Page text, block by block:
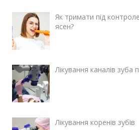
Як тримати під
ясен?
Лікування каналів зуба
Лікування коренів зубів